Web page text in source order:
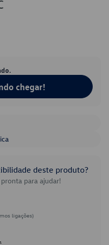
chegar!
deste produto?
para ajudar!
ligações)